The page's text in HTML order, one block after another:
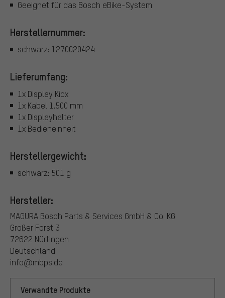
Geeignet für das Bosch eBike-System
Herstellernummer:
schwarz: 1270020424
Lieferumfang:
1x Display Kiox
1x Kabel 1.500 mm
1x Displayhalter
1x Bedieneinheit
Herstellergewicht:
schwarz: 501 g
Hersteller:
MAGURA Bosch Parts & Services GmbH & Co. KG
Großer Forst 3
72622 Nürtingen
Deutschland
info@mbps.de
Verwandte Produkte